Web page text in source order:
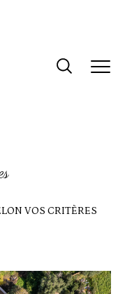
VOS CRITÈRES